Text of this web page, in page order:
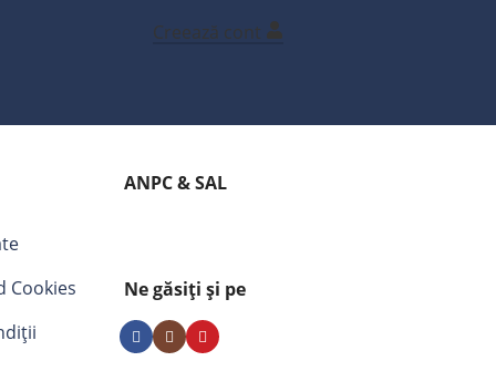
Creează cont
Cookies
ANPC & SAL
Ne găsiți și pe